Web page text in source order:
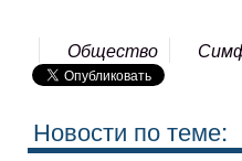
Общество
Новости по теме: